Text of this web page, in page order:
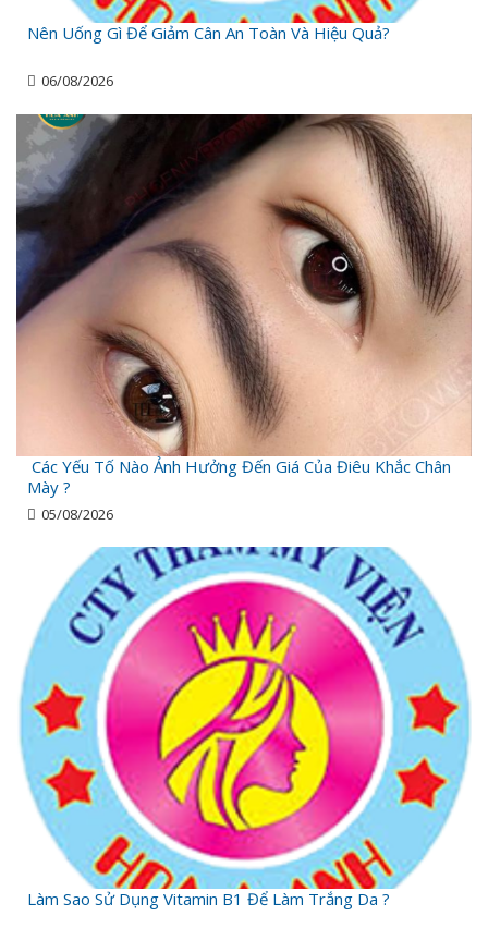
Nên Uống Gì Để Giảm Cân An Toàn Và Hiệu Quả?
06/08/2026
Các Yếu Tố Nào Ảnh Hưởng Đến Giá Của Điêu Khắc Chân
Mày ?
05/08/2026
Làm Sao Sử Dụng Vitamin B1 Để Làm Trắng Da ?